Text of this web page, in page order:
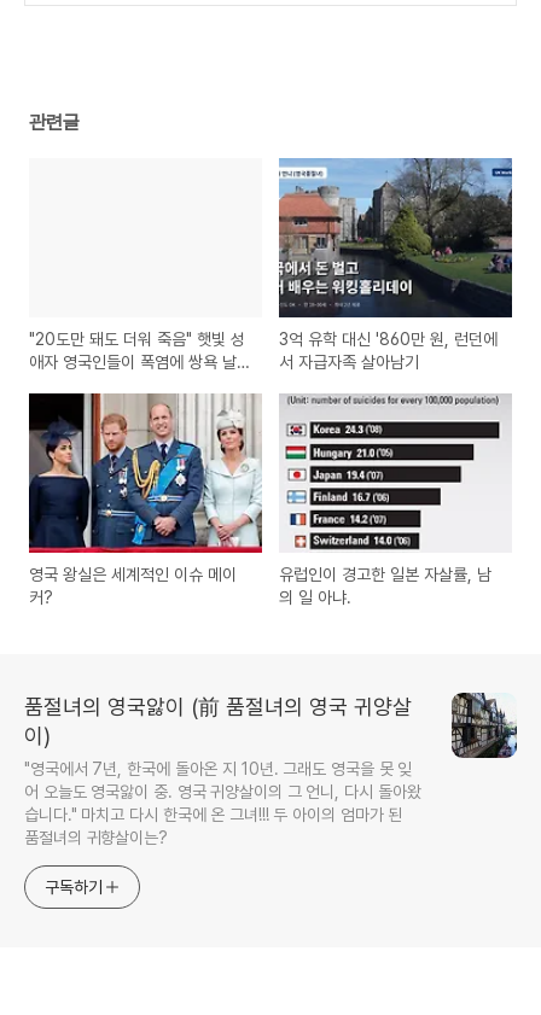
관련글
"20도만 돼도 더워 죽음" 햇빛 성
애자 영국인들이 폭염에 쌍욕 날
3억 유학 대신 '860만 원, 런던에
서 자급자족 살아남기
영국 왕실은 세계적인 이슈 메이
커?
유럽인이 경고한 일본 자살률, 남
의 일 아냐.
품절녀의 영국앓이 (前 품절녀의 영국 귀양살
이)
"영국에서 7년, 한국에 돌아온 지 10년. 그래도 영국을 못 잊
어 오늘도 영국앓이 중. 영국 귀양살이의 그 언니, 다시 돌아왔
습니다." 마치고 다시 한국에 온 그녀!!! 두 아이의 엄마가 된
품절녀의 귀향살이는?
구독하기